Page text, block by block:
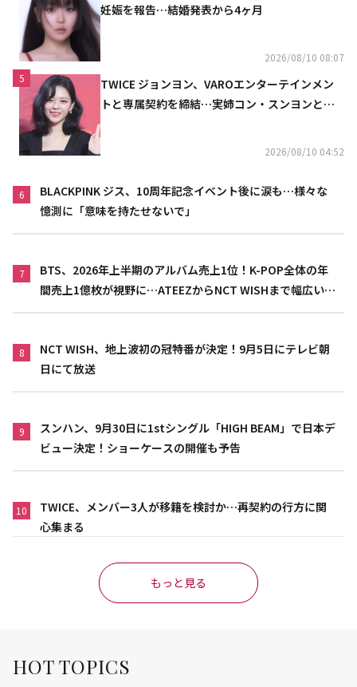
妊娠を報告…結婚発表から4ヶ月
2026/08/10 08:07
5
TWICE ジョンヨン、VAROエンターテインメン
トと専属契約を締結…実姉コン・スンヨンと同
2026/08/10 04:52
6
BLACKPINK ジス、10周年記念イベント後に涙も…様々な
憶測に「意味を持たせないで」
7
BTS、2026年上半期のアルバム売上1位！K-POP全体の年
間売上1億枚が視野に…ATEEZからNCT WISHまで幅広い世
8
NCT WISH、地上波初の冠特番が決定！9月5日にテレビ朝
日にて放送
9
スンハン、9月30日に1stシングル「HIGH BEAM」で日本デ
ビュー決定！ショーケースの開催も予告
10
TWICE、メンバー3人が移籍を検討か…再契約の行方に関
心集まる
もっと見る
HOT TOPICS